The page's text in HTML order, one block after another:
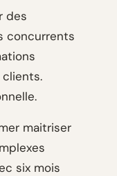
des
concurrents
maitriser
six mois